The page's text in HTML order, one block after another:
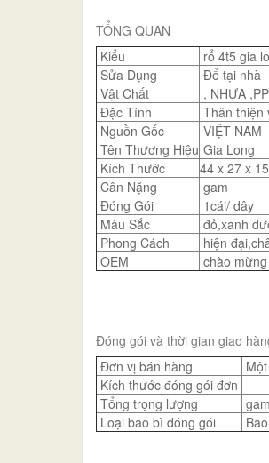
TỔNG QUAN
Kiểu
rổ 4t5 gia
Sửa Dụng
Để tại nhà
Vật Chất
, NHỰA
Đặc Tính
Thân thiện
Nguồn Gốc
VIỆT NAM
Tên Thương Hiệu Gia Long
Kích Thước
44 x 27 x
Cân Nặng
gam
Đóng Gói
1cái/ dây
Màu Sắc
đỏ,xanh
Phong Cách
hiện
OEM
chào
Đóng gói và thời gian giao
Đơn vị bán hàng
Kích thước đóng gói đơn
Tổng trọng lượng
gam
Loại bao bì đóng gói